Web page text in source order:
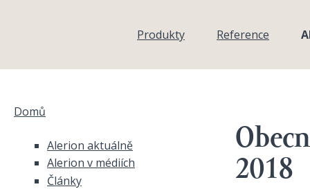
Produkty
Reference
Domů
2018
Alerion aktuálně
Alerion v médiích
Články